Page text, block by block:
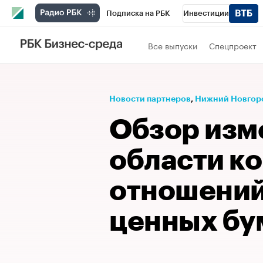
Подписка на РБК Инвестиции
Телеканал
Спецпроекты
Рынок наличной валюты
Все выпуски Спецпроект
Новости партнеров⁠, Нижний
Обзор
области
ценных